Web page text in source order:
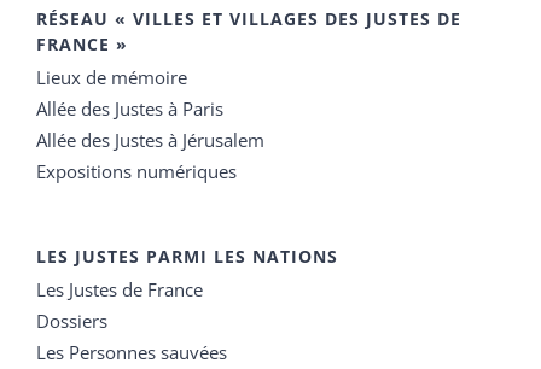
RÉSEAU « VILLES ET VILLAGES DES JUSTES DE
FRANCE »
Lieux de mémoire
Allée des Justes à Paris
Allée des Justes à Jérusalem
Expositions numériques
LES JUSTES PARMI LES NATIONS
Les Justes de France
Dossiers
Les Personnes sauvées